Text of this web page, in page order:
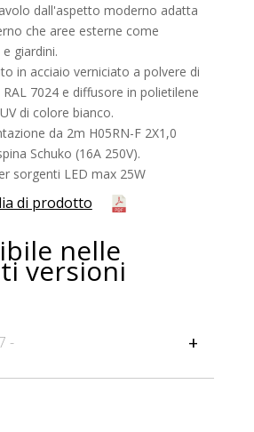
dall'aspetto moderno adatta
che aree esterne come
giardini.
in acciaio verniciato a polvere di
7024 e diffusore in polietilene
di colore bianco.
da 2m H05RN-F 2X1,0
Schuko (16A 250V).
sorgenti LED max 25W
di prodotto
nelle
versioni
-